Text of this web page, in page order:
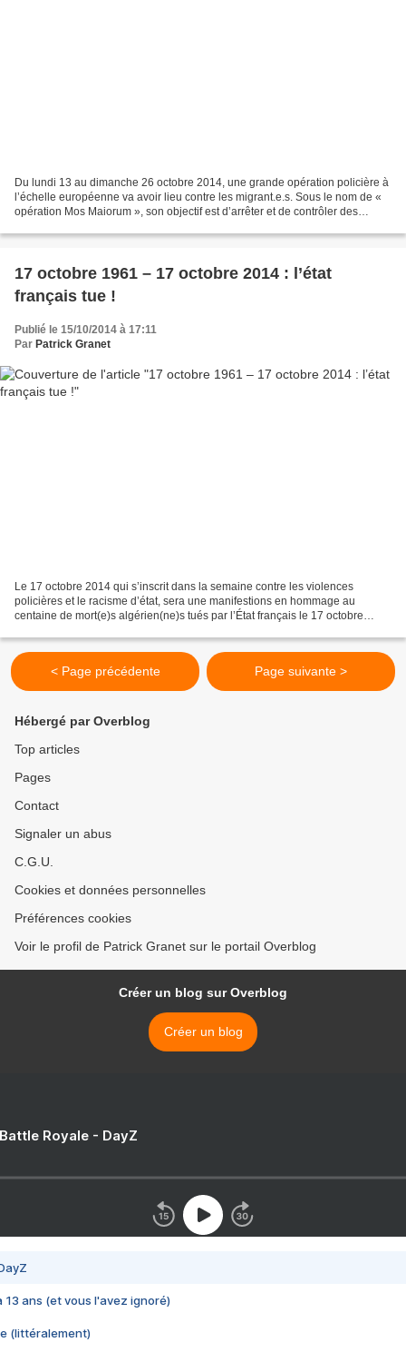
Du lundi 13 au dimanche 26 octobre 2014, une grande opération policière à
l’échelle européenne va avoir lieu contre les migrant.e.s. Sous le nom de «
opération Mos Maiorum », son objectif est d’arrêter et de contrôler des
17 octobre 1961 – 17 octobre 2014 : l’état
français tue !
Publié le 15/10/2014 à 17:11
Par Patrick Granet
Le 17 octobre 2014 qui s’inscrit dans la semaine contre les violences
policières et le racisme d’état, sera une manifestions en hommage au
centaine de mort(e)s algérien(ne)s tués par l’État français le 17 octobre
< Page précédente Page suivante >
Hébergé par Overblog
Top articles
Pages
Contact
Signaler un abus
C.G.U.
Cookies et données personnelles
Préférences cookies
Voir le profil de Patrick Granet sur le portail Overblog
Créer un blog sur Overblog
Créer un blog
Royale - DayZ
13 ans (et vous l'avez ignoré)
(littéralement)